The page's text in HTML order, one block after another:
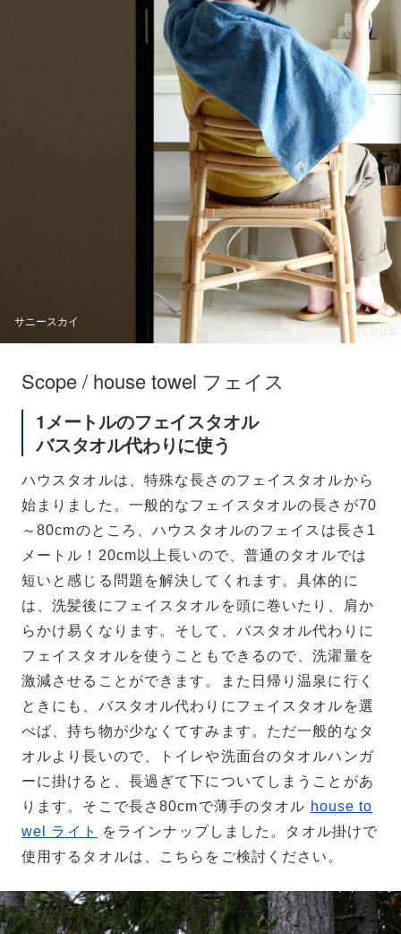
サニースカイ
Scope / house towel フェイス
1メートルのフェイスタオル
バスタオル代わりに使う
ハウスタオルは、特殊な長さのフェイスタオルから
始まりました。一般的なフェイスタオルの長さが70
～80cmのところ、ハウスタオルのフェイスは長さ1
メートル！20cm以上長いので、普通のタオルでは
短いと感じる問題を解決してくれます。具体的に
は、洗髪後にフェイスタオルを頭に巻いたり、肩か
らかけ易くなります。そして、バスタオル代わりに
フェイスタオルを使うこともできるので、洗濯量を
激減させることができます。また日帰り温泉に行く
ときにも、バスタオル代わりにフェイスタオルを選
べば、持ち物が少なくてすみます。ただ一般的なタ
オルより長いので、トイレや洗面台のタオルハンガ
ーに掛けると、長過ぎて下についてしまうことがあ
ります。そこで長さ80cmで薄手のタオル house to
wel ライト
をラインナップしました。タオル掛けで
使用するタオルは、こちらをご検討ください。